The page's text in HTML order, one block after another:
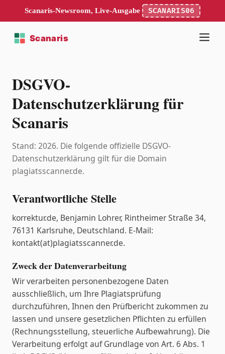
Scanaris-Newsroom, Live-Ausgabe SCANARIS06
DSGVO-
Datenschutzerklärung für
Scanaris
Stand: 2026. Die folgende offizielle DSGVO-
Datenschutzerklärung gilt für die Domain
plagiatsscanner.de.
Verantwortliche Stelle
korrektur.de, Benjamin Lohrer, Rintheimer Straße 34,
76131 Karlsruhe, Deutschland. E-Mail:
kontakt(at)plagiatsscanner.de.
Zweck der Datenverarbeitung
Wir verarbeiten personenbezogene Daten
ausschließlich, um Ihre Plagiatsprüfung
durchzuführen, Ihnen den Prüfbericht zukommen zu
lassen und unsere gesetzlichen Pflichten zu erfüllen
(Rechnungsstellung, steuerliche Aufbewahrung). Die
Verarbeitung erfolgt auf Grundlage von Art. 6 Abs. 1